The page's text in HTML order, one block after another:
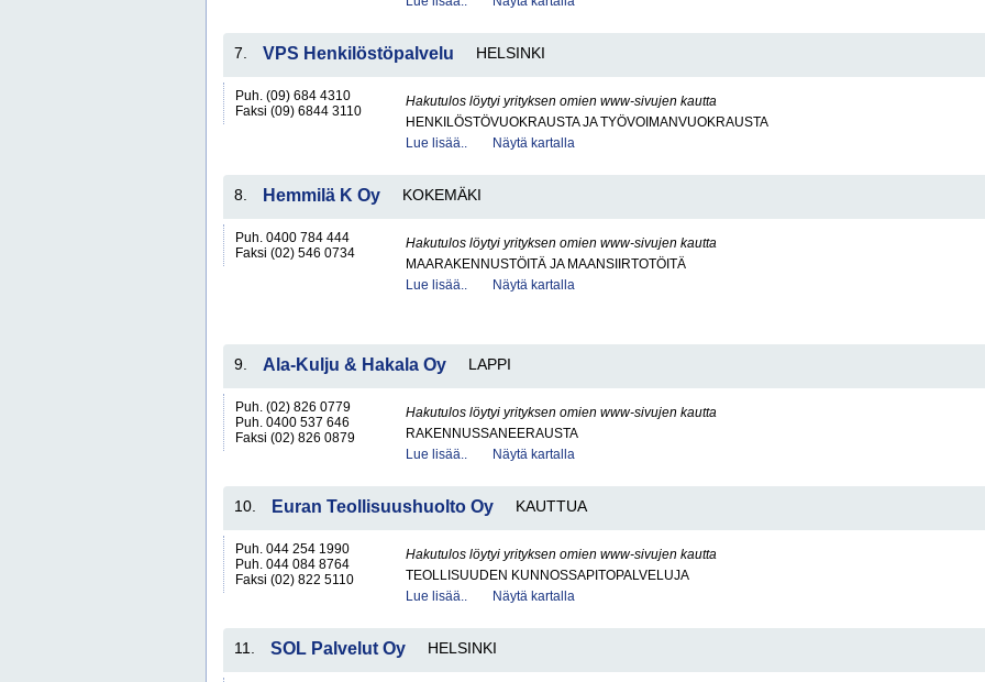
7. VPS Henkilöstöpalvelu HELSINKI
Puh. (09) 684 4310
Faksi (09) 6844 3110
Hakutulos löytyi yrityksen omien www-sivujen kautta
HENKILÖSTÖVUOKRAUSTA JA TYÖVOIMANVUOKRAUSTA
Lue lisää..
Näytä kartalla
8. Hemmilä K Oy KOKEMÄKI
Puh. 0400 784 444
Faksi (02) 546 0734
Hakutulos löytyi yrityksen omien www-sivujen kautta
MAARAKENNUSTÖITÄ JA MAANSIIRTOTÖITÄ
Lue lisää..
Näytä kartalla
9. Ala-Kulju & Hakala Oy LAPPI
Puh. (02) 826 0779
Puh. 0400 537 646
Faksi (02) 826 0879
Hakutulos löytyi yrityksen omien www-sivujen kautta
RAKENNUSSANEERAUSTA
Lue lisää..
Näytä kartalla
10. Euran Teollisuushuolto Oy KAUTTUA
Puh. 044 254 1990
Puh. 044 084 8764
Faksi (02) 822 5110
Hakutulos löytyi yrityksen omien www-sivujen kautta
TEOLLISUUDEN KUNNOSSAPITOPALVELUJA
Lue lisää..
Näytä kartalla
11. SOL Palvelut Oy HELSINKI